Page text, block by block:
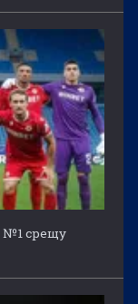
№1 срещу